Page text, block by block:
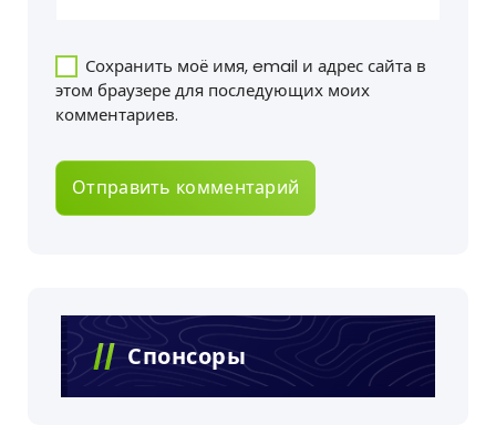
Сохранить моё имя, email и адрес сайта в
этом браузере для последующих моих
комментариев.
Спонсоры